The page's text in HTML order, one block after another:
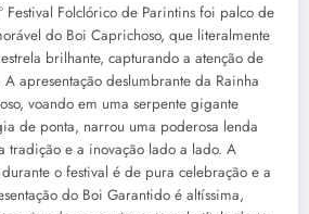
Festival Folclórico de Parintins foi palco de
do Boi Caprichoso, que literalmente
brilhante, capturando a atenção de
apresentação deslumbrante da Rainha
voando em uma serpente gigante
de ponta, narrou uma poderosa lenda
tradição e a inovação lado a lado. A
o festival é de pura celebração e a
do Boi Garantido é altíssima,